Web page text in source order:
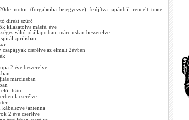
motor (forgalmiba bejegyezve) felújítva japánból rendelt tomei
direkt szűrő
kilakatolva másfél éve
váltó jó állapotban, márciusban beszerelve
áprilisban
csapágyak cserélve az elmúlt 2évben
2 éve beszerelve
márciusban
elől-hátul
kicserélve
2 éve cserélve